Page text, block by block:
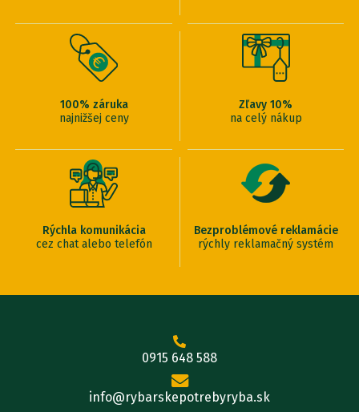
100% záruka
najnižšej ceny
Zľavy 10%
na celý nákup
Rýchla komunikácia
cez chat alebo telefón
Bezproblémové reklamácie
rýchly reklamačný systém
0915 648 588
info@rybarskepotrebyryba.sk